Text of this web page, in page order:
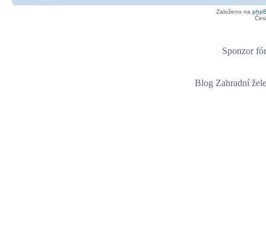
Založeno na
Sponzor
Blog Zahradní